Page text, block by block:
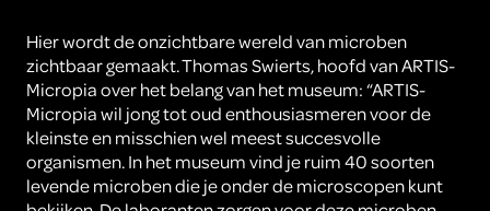
Hier wordt de onzichtbare wereld van microben
zichtbaar gemaakt. Thomas Swierts, hoofd van ARTIS-
Micropia over het belang van het museum: “ARTIS-
Micropia wil jong tot oud enthousiasmeren voor de
kleinste en misschien wel meest succesvolle
organismen. In het museum vind je ruim 40 soorten
levende microben die je onder de microscopen kunt